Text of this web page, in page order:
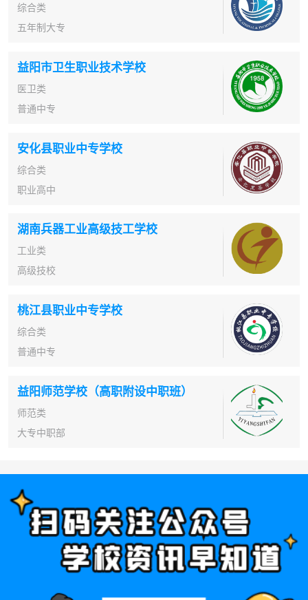
综合类
五年制大专
益阳市卫生职业技术学校
医卫类
普通中专
安化县职业中专学校
综合类
职业高中
湖南兵器工业高级技工学校
工业类
高级技校
桃江县职业中专学校
综合类
普通中专
益阳师范学校（高职附设中职班）
师范类
大专中职部